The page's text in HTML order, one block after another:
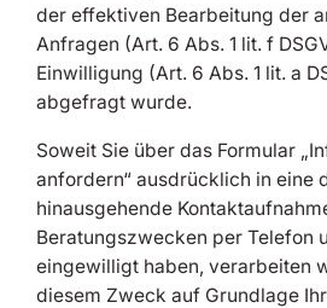
der effektiven Bearbeitung der
Anfragen (Art. 6 Abs. 1 lit. f
Einwilligung (Art. 6 Abs. 1 lit. a
abgefragt wurde.
Soweit Sie über das Formular
anfordern“ ausdrücklich in eine
hinausgehende
Beratungszwecken per Telefon
eingewilligt haben, verarbeiten
diesem Zweck auf Grundlage